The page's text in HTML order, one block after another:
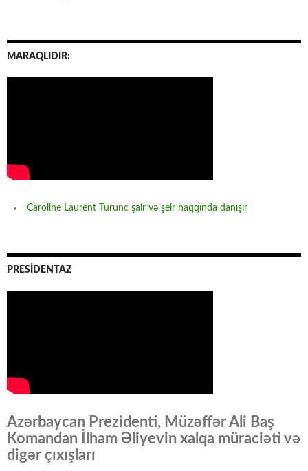
MARAQLIDIR:
Caroline Laurent Turunc şair və şeir haqqında danışır
PRESİDENTAZ
Azərbaycan Prezidenti, Müzəffər Ali Baş
Komandan İlham Əliyevin xalqa müraciəti və
digər çıxışları